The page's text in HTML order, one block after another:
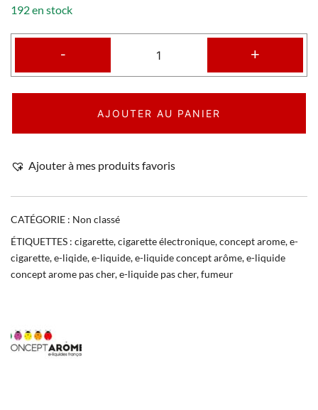
192 en stock
- +
AJOUTER AU PANIER
Ajouter à mes produits favoris
CATÉGORIE : Non classé
ÉTIQUETTES : cigarette,cigarette électronique,concept arome,e-
cigarette,e-liqide,e-liquide,e-liquide concept arôme,e-liquide
concept arome pas cher,e-liquide pas cher,fumeur